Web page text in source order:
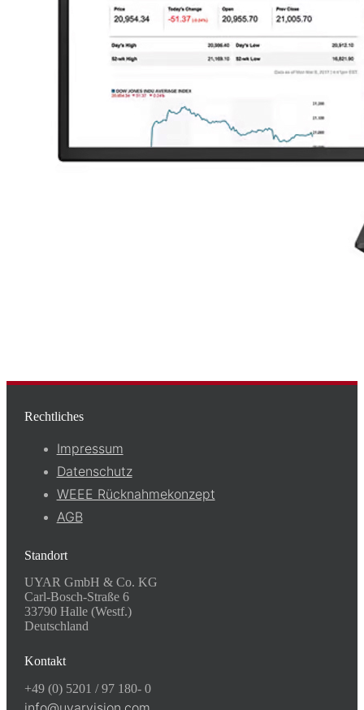
Rechtliches
Impressum
Datenschutz
WEEE Rücknahmekonzept
AGB
Standort
UYAR GmbH & Co. KG
Carl-Bosch-Straße 6
33790 Halle (Westf.)
Deutschland
Kontakt
+49 (0) 5201 / 97 180- 0